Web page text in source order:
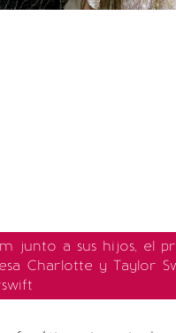
junto a sus hijos, el
Charlotte y Taylor